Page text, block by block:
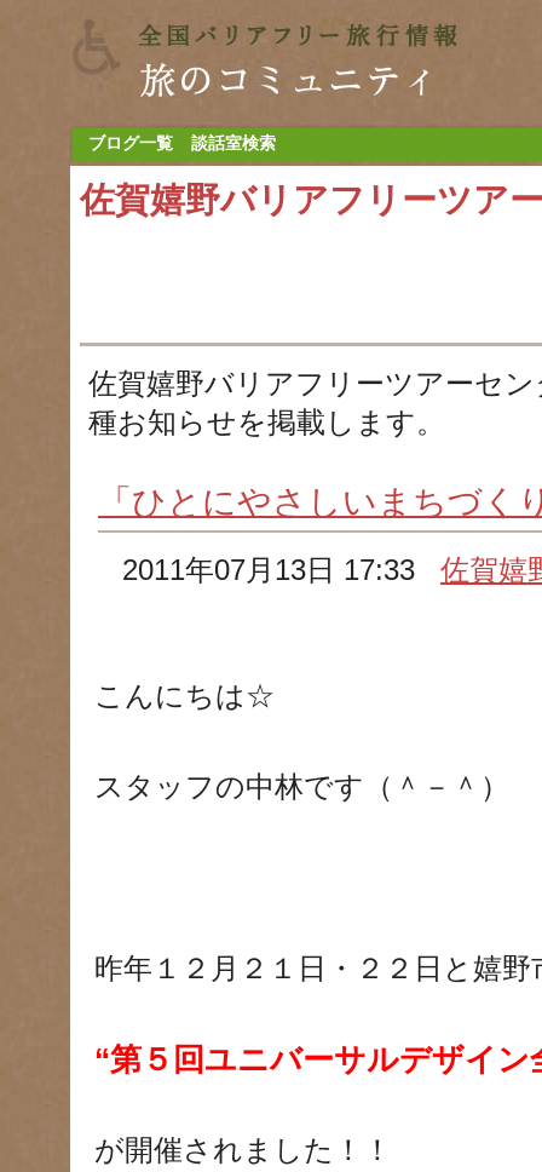
ブログ一覧 談話室検索
佐賀嬉野バリアフリーツア
佐賀嬉野バリアフリーツアーセ
種お知らせを掲載します。
「ひとにやさしいまちづく
2011年07月13日 17:33佐賀嬉
こんにちは☆
スタッフの中林です（＾－＾）
昨年１２月２１日・２２日と嬉野
“第５回ユニバーサルデザイン
が開催されました！！